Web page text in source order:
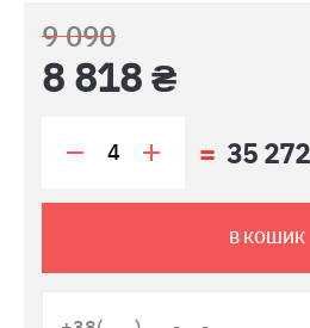
9 090
8 818 ₴
35
В КОШИК